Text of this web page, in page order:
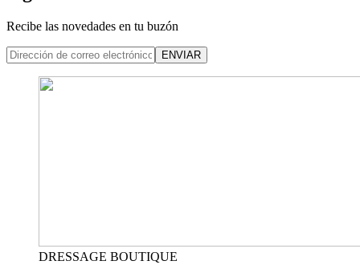
Recibe las novedades en tu buzón
ENVIAR
DRESSAGE BOUTIQUE